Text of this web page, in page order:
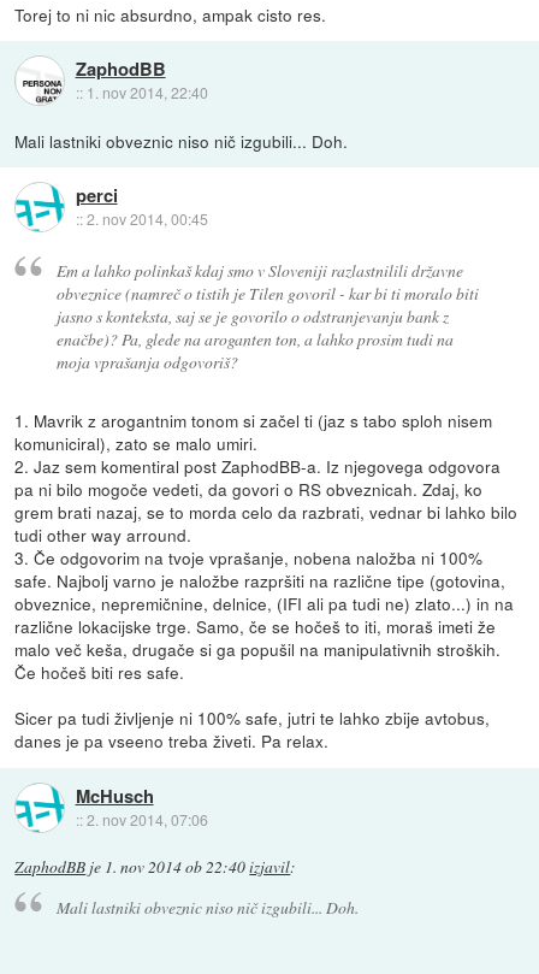
Torej to ni nic absurdno, ampak cisto res.
ZaphodBB
:: 1. nov 2014, 22:40
Mali lastniki obveznic niso nič izgubili... Doh.
perci
::2. nov 2014, 00:45
Em a lahko polinkaš kdaj smo v Sloveniji razlastnilili državne
obveznice (namreč o tistih je Tilen govoril - kar bi ti moralo biti
jasno s konteksta, saj se je govorilo o odstranjevanju bank z
enačbe)? Pa, glede na aroganten ton, a lahko prosim tudi na
moja vprašanja odgovoriš?
1. Mavrik z arogantnim tonom si začel ti (jaz s tabo sploh nisem
komuniciral), zato se malo umiri.
2. Jaz sem komentiral post ZaphodBB-a. Iz njegovega odgovora
pa ni bilo mogoče vedeti, da govori o RS obveznicah. Zdaj, ko
grem brati nazaj, se to morda celo da razbrati, vednar bi lahko bilo
tudi other way arround.
3. Če odgovorim na tvoje vprašanje, nobena naložba ni 100%
safe. Najbolj varno je naložbe razpršiti na različne tipe (gotovina,
obveznice, nepremičnine, delnice, (IFI ali pa tudi ne) zlato...) in na
različne lokacijske trge. Samo, če se hočeš to iti, moraš imeti že
malo več keša, drugače si ga popušil na manipulativnih stroških.
Če hočeš biti res safe.
Sicer pa tudi življenje ni 100% safe, jutri te lahko zbije avtobus,
danes je pa vseeno treba živeti. Pa relax.
McHusch
::2. nov 2014, 07:06
ZaphodBB je 1. nov 2014 ob 22:40izjavil:
Mali lastniki obveznic niso nič izgubili... Doh.